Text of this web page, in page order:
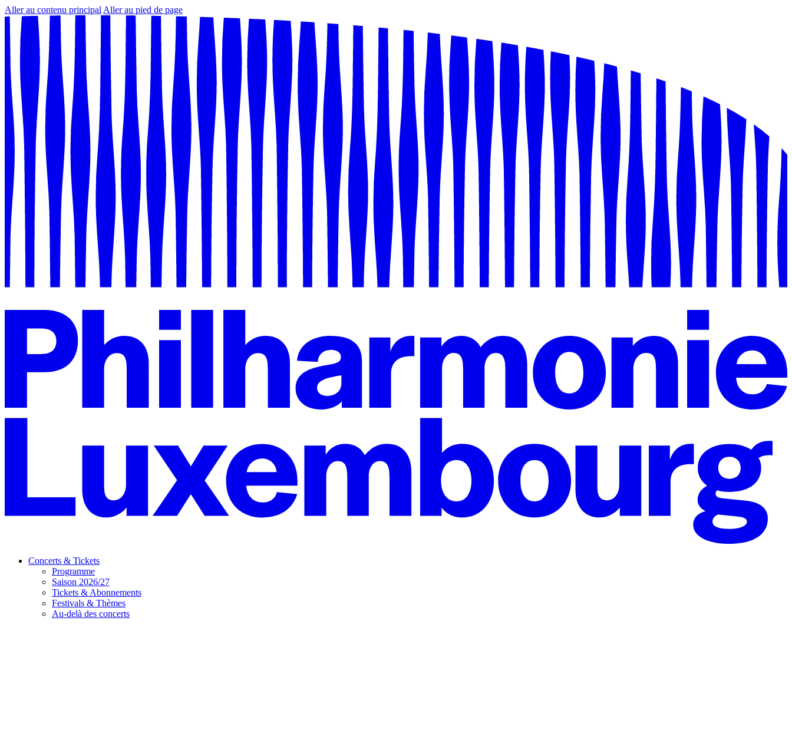
Aller au contenu principal Aller au pied de page
Concerts & Tickets
Programme
Saison 2026/27
Tickets & Abonnements
Festivals & Thèmes
Au-delà des concerts